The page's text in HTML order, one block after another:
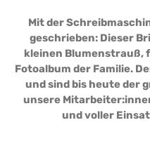
Mit der
geschrieben: Dieser
kleinen Blumenstrauß,
Fotoalbum der Familie.
und sind bis heute der
unsere
und voller